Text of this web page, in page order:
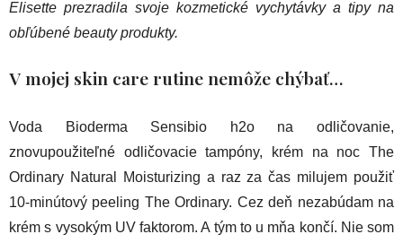
Elisette prezradila svoje kozmetické vychytávky a tipy na
obľúbené beauty produkty.
V mojej skin care rutine nemôže chýbať…
Voda Bioderma Sensibio h2o na odličovanie,
znovupoužiteľné odličovacie tampóny, krém na noc The
Ordinary Natural Moisturizing a raz za čas milujem použiť
10-minútový peeling The Ordinary. Cez deň nezabúdam na
krém s vysokým UV faktorom. A tým to u mňa končí. Nie som